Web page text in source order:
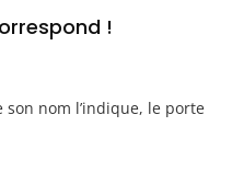
!
son nom l’indique, le porte